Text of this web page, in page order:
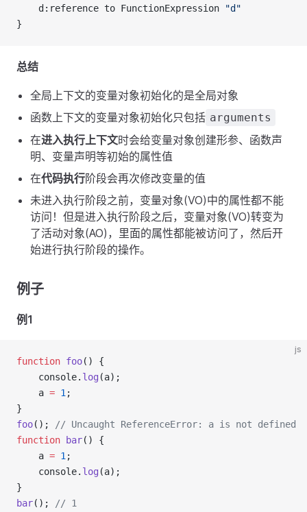
    d:reference to FunctionExpression
"d"
}
总结
全局上下文的变量对象初始化的是全局对象
函数上下文的变量对象初始化只包括 arguments
在进入执行上下文时会给变量对象创建形参、函数声
明、变量声明等初始的属性值
在代码执行阶段会再次修改变量的值
未进入执行阶段之前，变量对象(VO)中的属性都不能
访问！但是进入执行阶段之后，变量对象(VO)转变为
了活动对象(AO)，里面的属性都能被访问了，然后开
始进行执行阶段的操作。
例子
例1
js
function foo() {
    console.
log (a);
    a
= 1 ;
}
foo();
// Uncaught ReferenceError: a is not defined
function
bar() {
    a
= 1 ;
    console.
log (a);
}
bar(); // 1